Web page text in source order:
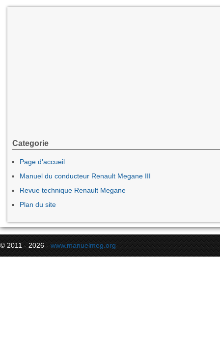
Categorie
Page d'accueil
Manuel du conducteur Renault Megane III
Revue technique Renault Megane
Plan du site
© 2011 - 2026 - www.manuelmeg.org